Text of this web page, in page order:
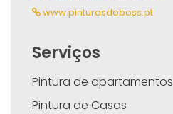
www.pinturasdoboss.pt
Serviços
Pintura de apartamentos
Pintura de Casas